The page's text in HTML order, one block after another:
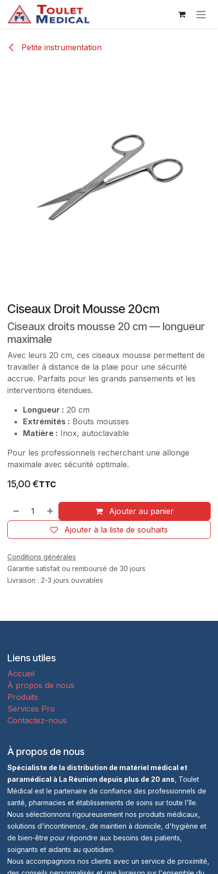
Se rendre au contenu
Petite instrumentation
Ciseaux Droit Mousse 20cm
Ciseaux droits mousse 20 cm — longueur
maximale
Avec leurs 20 cm, ces ciseaux mousse permettent de
travailler à distance de la plaie pour une sécurité
accrue. Parfaits pour les grands pansements et les
interventions étendues.
Longueur : 20 cm
Extrémités : Bouts mousses
Matière : Inox, autoclavable
Pour les professionnels recherchant une allonge
maximale avec sécurité optimale.
15,00 €TTC
Ajouter au panier
Ajouter à la liste de souhaits
Conditions générales
Garantie satisfait ou remboursé de 30 jours
Livraison : 2-3 jours ouvrables
Liens utiles
Accueil
À propos de nous
Produits
Services Pro
Contactez-nous
À propos de nous
Spécialiste de la distribution de matériel médical et
paramédical à La Réunion depuis plus de 20 ans , Toulet
Médical est le partenaire de confiance des professionnels de
santé, pharmacies et établissements de soins sur toute l'île.
Nous sélectionnons rigoureusement nos produits médicaux,
solutions d'incontinence, de maintien à domicile, d'hygiène et
de bien-être pour répondre aux besoins des patients,
soignants et aidants au quotidien.
Nous accompagnons nos clients avec un service de proximité,